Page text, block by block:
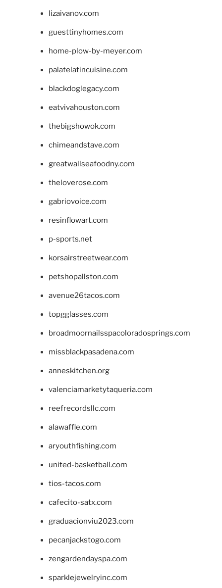
lizaivanov.com
guesttinyhomes.com
home-plow-by-meyer.com
palatelatincuisine.com
blackdoglegacy.com
eatvivahouston.com
thebigshowok.com
chimeandstave.com
greatwallseafoodny.com
theloverose.com
gabriovoice.com
resinflowart.com
p-sports.net
korsairstreetwear.com
petshopallston.com
avenue26tacos.com
topgglasses.com
broadmoornailsspacoloradosprings.com
missblackpasadena.com
anneskitchen.org
valenciamarketytaqueria.com
reefrecordsllc.com
alawaffle.com
aryouthfishing.com
united-basketball.com
tios-tacos.com
cafecito-satx.com
graduacionviu2023.com
pecanjackstogo.com
zengardendayspa.com
sparklejewelryinc.com